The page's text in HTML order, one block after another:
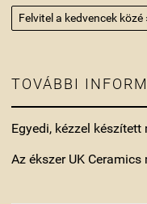
Felvitel a kedvencek közé
TOVÁBBI
Egyedi, kézzel
Az ékszer UK Ceramics